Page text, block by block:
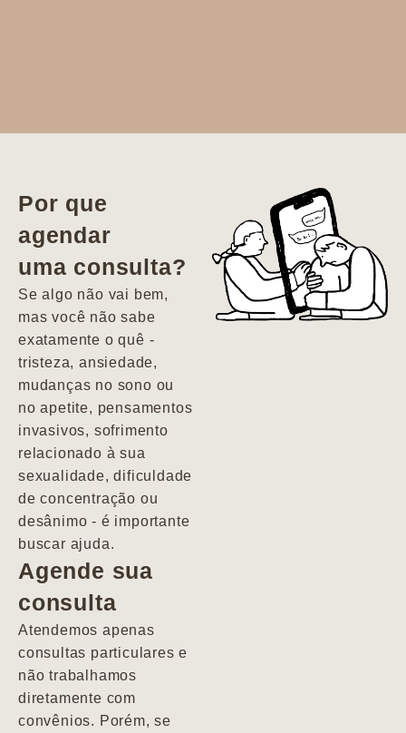
vida. Ela me
encontrou num
estado misto de
depressão e
agitação com
pensamentos
Por que
agendar
uma consulta?
Se algo não vai bem,
mas você não sabe
exatamente o quê -
tristeza, ansiedade,
mudanças no sono ou
no apetite, pensamentos
invasivos, sofrimento
relacionado à sua
sexualidade, dificuldade
de concentração ou
desânimo - é importante
buscar ajuda.
Agende sua
consulta
Atendemos apenas
consultas particulares e
não trabalhamos
diretamente com
convênios. Porém, se